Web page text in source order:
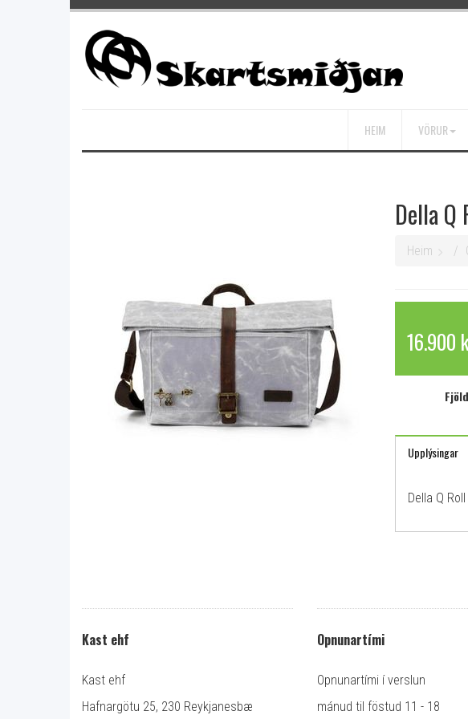
HEIM VÖRUR
Della
Heim
16.900
Upplýsingar
Della Q
Kast ehf
Kast ehf
Hafnargötu 25, 230 Reykjanesbæ
Opnunartími
Opnunartími í verslun
mánud til föstud 11 - 18